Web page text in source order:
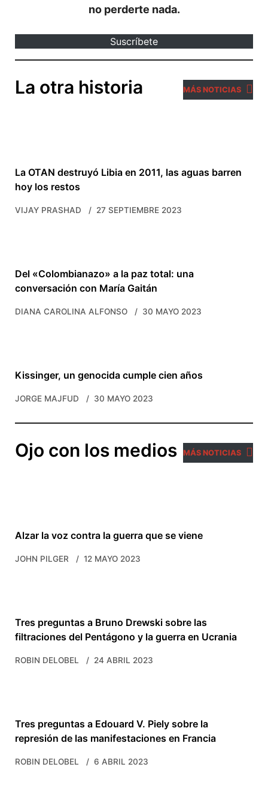
no perderte nada.
Suscríbete
La otra historia MÁS NOTICIAS
La OTAN destruyó Libia en 2011, las aguas barren
hoy los restos
VIJAY PRASHAD 27 SEPTIEMBRE 2023
Del «Colombianazo» a la paz total: una
conversación con María Gaitán
DIANA CAROLINA ALFONSO 30 MAYO 2023
Kissinger, un genocida cumple cien años
JORGE MAJFUD 30 MAYO 2023
Ojo con los medios MÁS NOTICIAS
Alzar la voz contra la guerra que se viene
JOHN PILGER 12 MAYO 2023
Tres preguntas a Bruno Drewski sobre las
filtraciones del Pentágono y la guerra en Ucrania
ROBIN DELOBEL 24 ABRIL 2023
Tres preguntas a Edouard V. Piely sobre la
represión de las manifestaciones en Francia
ROBIN DELOBEL 6 ABRIL 2023